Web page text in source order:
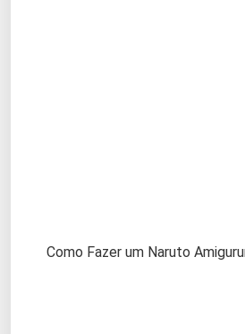
Como Fazer um Naruto